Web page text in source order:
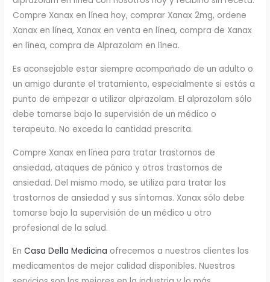
Compre Xanax en línea hoy, comprar Xanax 2mg, ordene
Xanax en línea, Xanax en venta en línea, compra de Xanax
en línea, compra de Alprazolam en línea.
Es aconsejable estar siempre acompañado de un adulto o
un amigo durante el tratamiento, especialmente si estás a
punto de empezar a utilizar alprazolam. El alprazolam sólo
debe tomarse bajo la supervisión de un médico o
terapeuta. No exceda la cantidad prescrita.
Compre Xanax en línea para tratar trastornos de
ansiedad, ataques de pánico y otros trastornos de
ansiedad. Del mismo modo, se utiliza para tratar los
trastornos de ansiedad y sus síntomas. Xanax sólo debe
tomarse bajo la supervisión de un médico u otro
profesional de la salud.
EnCasa Della Medicina ofrecemos a nuestros clientes los
medicamentos de mejor calidad disponibles. Nuestros